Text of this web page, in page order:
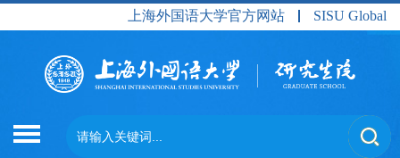
上海外国语大学官方网站 SISU Global